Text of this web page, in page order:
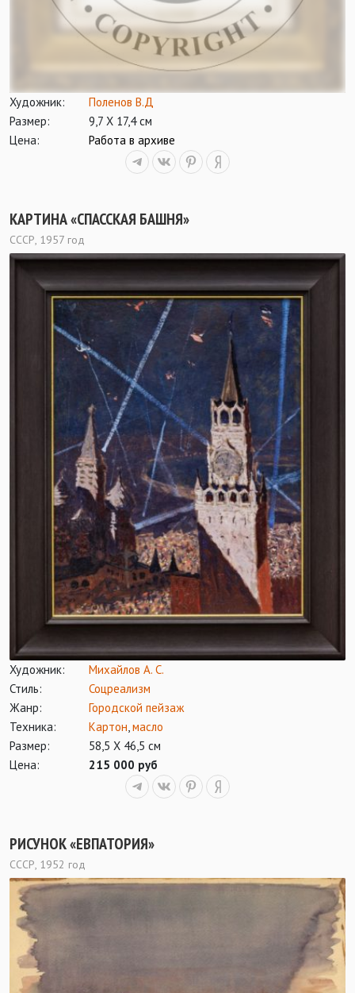
Художник:
Поленов В.Д
Размер:
9,7 Х 17,4 см
Цена:
Работа в архиве
КАРТИНА «СПАССКАЯ БАШНЯ»
СССР, 1957 год
Художник:
Михайлов А. С.
Стиль:
Соцреализм
Жанр:
Городской пейзаж
Техника:
Картон,масло
Размер:
58,5 Х 46,5 см
Цена:
215 000 руб
РИСУНОК «ЕВПАТОРИЯ»
СССР, 1952 год